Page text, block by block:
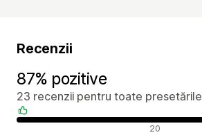
Recenzii
87% pozitive
23 recenzii pentru toate presetările
Recenzii pozitive 20